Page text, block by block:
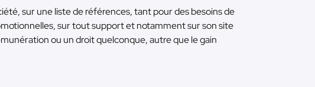
sur une liste de références, tant pour des besoins de
sur tout support et notamment sur son site
ou un droit quelconque, autre que le gain